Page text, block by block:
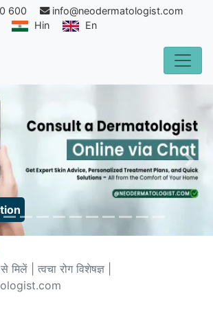
600
info@neodermatologist.com
Hin
En
Next
मिलें | त्वचा रोग विशेषज्ञ |